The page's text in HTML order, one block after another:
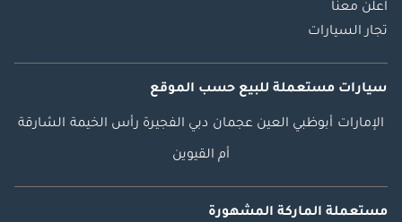
اعلن معنا
تجار السيارات
سيارات مستعملة للبيع حسب الموقع
الإمارات أبوظبي العين عجمان دبي الفجيرة رأس الخيمة الشارقة
أم القيوين
مستعملة الماركة المشهورة